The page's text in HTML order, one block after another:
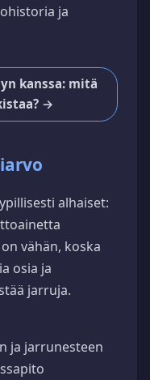
ja
kanssa: mitä
→
alhaiset:
vähän, koska
osia ja
jarruja.
ja jarrunesteen